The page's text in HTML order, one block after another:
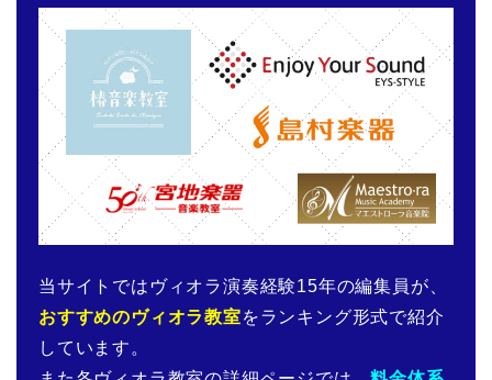
当サイトではヴィオラ演奏経験15年の編集員が、
おすすめのヴィオラ教室をランキング形式で紹介
しています。